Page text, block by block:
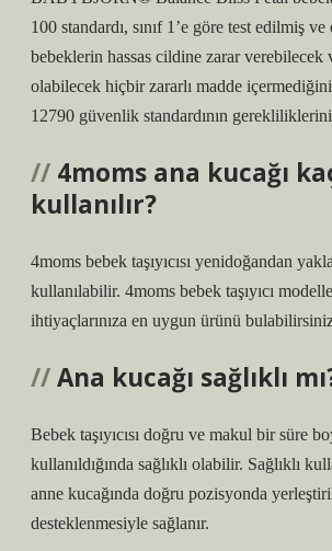
100 standardı, sınıf 1’e göre test edilmiş ve
bebeklerin hassas cildine zarar verebilecek
olabilecek hiçbir zararlı madde
12790 güvenlik standardının gerekliliklerini
4moms ana kucağı
kullanılır?
4moms bebek taşıyıcısı yenidoğandan
kullanılabilir. 4moms bebek taşıyıcı
ihtiyaçlarınıza en uygun ürünü
Ana kucağı sağlıklı
Bebek taşıyıcısı doğru ve makul bir süre
kullanıldığında sağlıklı olabilir. Sağlıklı
anne kucağında doğru pozisyonda
desteklenmesiyle sağlanır.